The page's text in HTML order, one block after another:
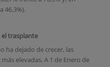
46,3%).
trasplante
ha dejado de crecer, las
elevadas. A 1 de Enero de